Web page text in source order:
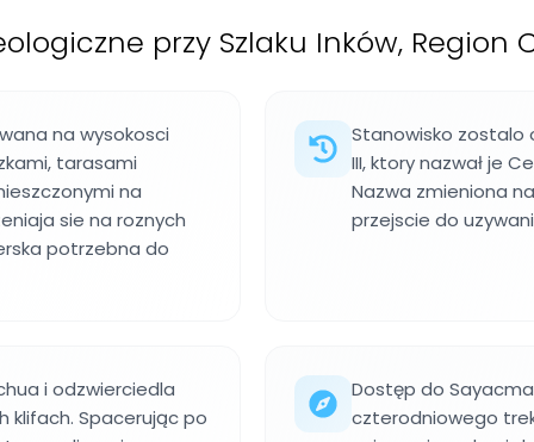
przy Szlaku Inków, Region
na wysokosci
tarasami
na
sie na roznych
potrzebna do
Stanowisko zostalo
III, ktory nazwał je
Nazwa zmieniona
przejscie do
i odzwierciedla
klifach. Spacerując po
Dostęp do
czterodniowego